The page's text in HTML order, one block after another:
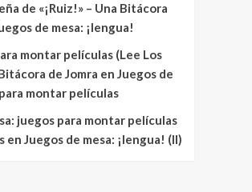
de «¡Ruiz!» – Una Bitácora
de mesa: ¡lengua!
montar películas (Lee Los
de Jomra en Juegos de
montar películas
juegos para montar películas
en Juegos de mesa: ¡lengua! (II)